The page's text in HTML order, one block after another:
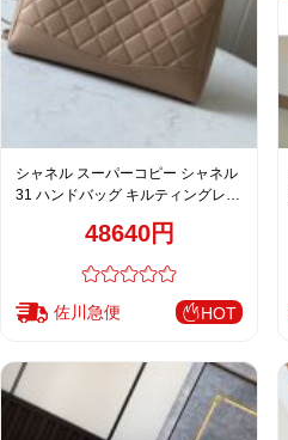
シャネル スーパーコピー シャネル
31 ハンドバッグ キルティングレザ
48640円
佐川急便 HOT